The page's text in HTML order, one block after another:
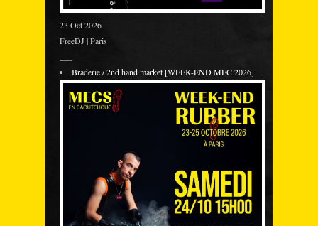
23 Oct 2026
FreeDJ | Paris
Braderie / 2nd hand market [WEEK-END MEC 2026]